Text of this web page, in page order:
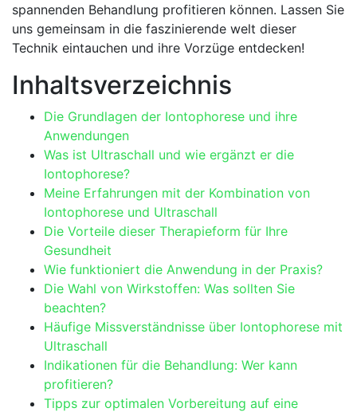
spannenden Behandlung profitieren können. Lassen Sie
uns⁣ gemeinsam in die ⁢faszinierende welt dieser
Technik eintauchen und ihre Vorzüge entdecken!
Inhaltsverzeichnis
Die Grundlagen der ‍Iontophorese⁣ und ihre​
Anwendungen
Was ist Ultraschall und‌ wie ergänzt ‌er ​die
Iontophorese?
Meine ‌Erfahrungen mit der Kombination von
Iontophorese und Ultraschall
Die ⁢Vorteile dieser Therapieform für Ihre
Gesundheit
Wie funktioniert die Anwendung ‍in der⁤ Praxis?
Die Wahl von Wirkstoffen: Was sollten Sie
beachten?
Häufige Missverständnisse über Iontophorese mit
Ultraschall
Indikationen für die⁤ Behandlung: Wer kann​
profitieren?
Tipps zur optimalen ‍Vorbereitung auf ‌eine